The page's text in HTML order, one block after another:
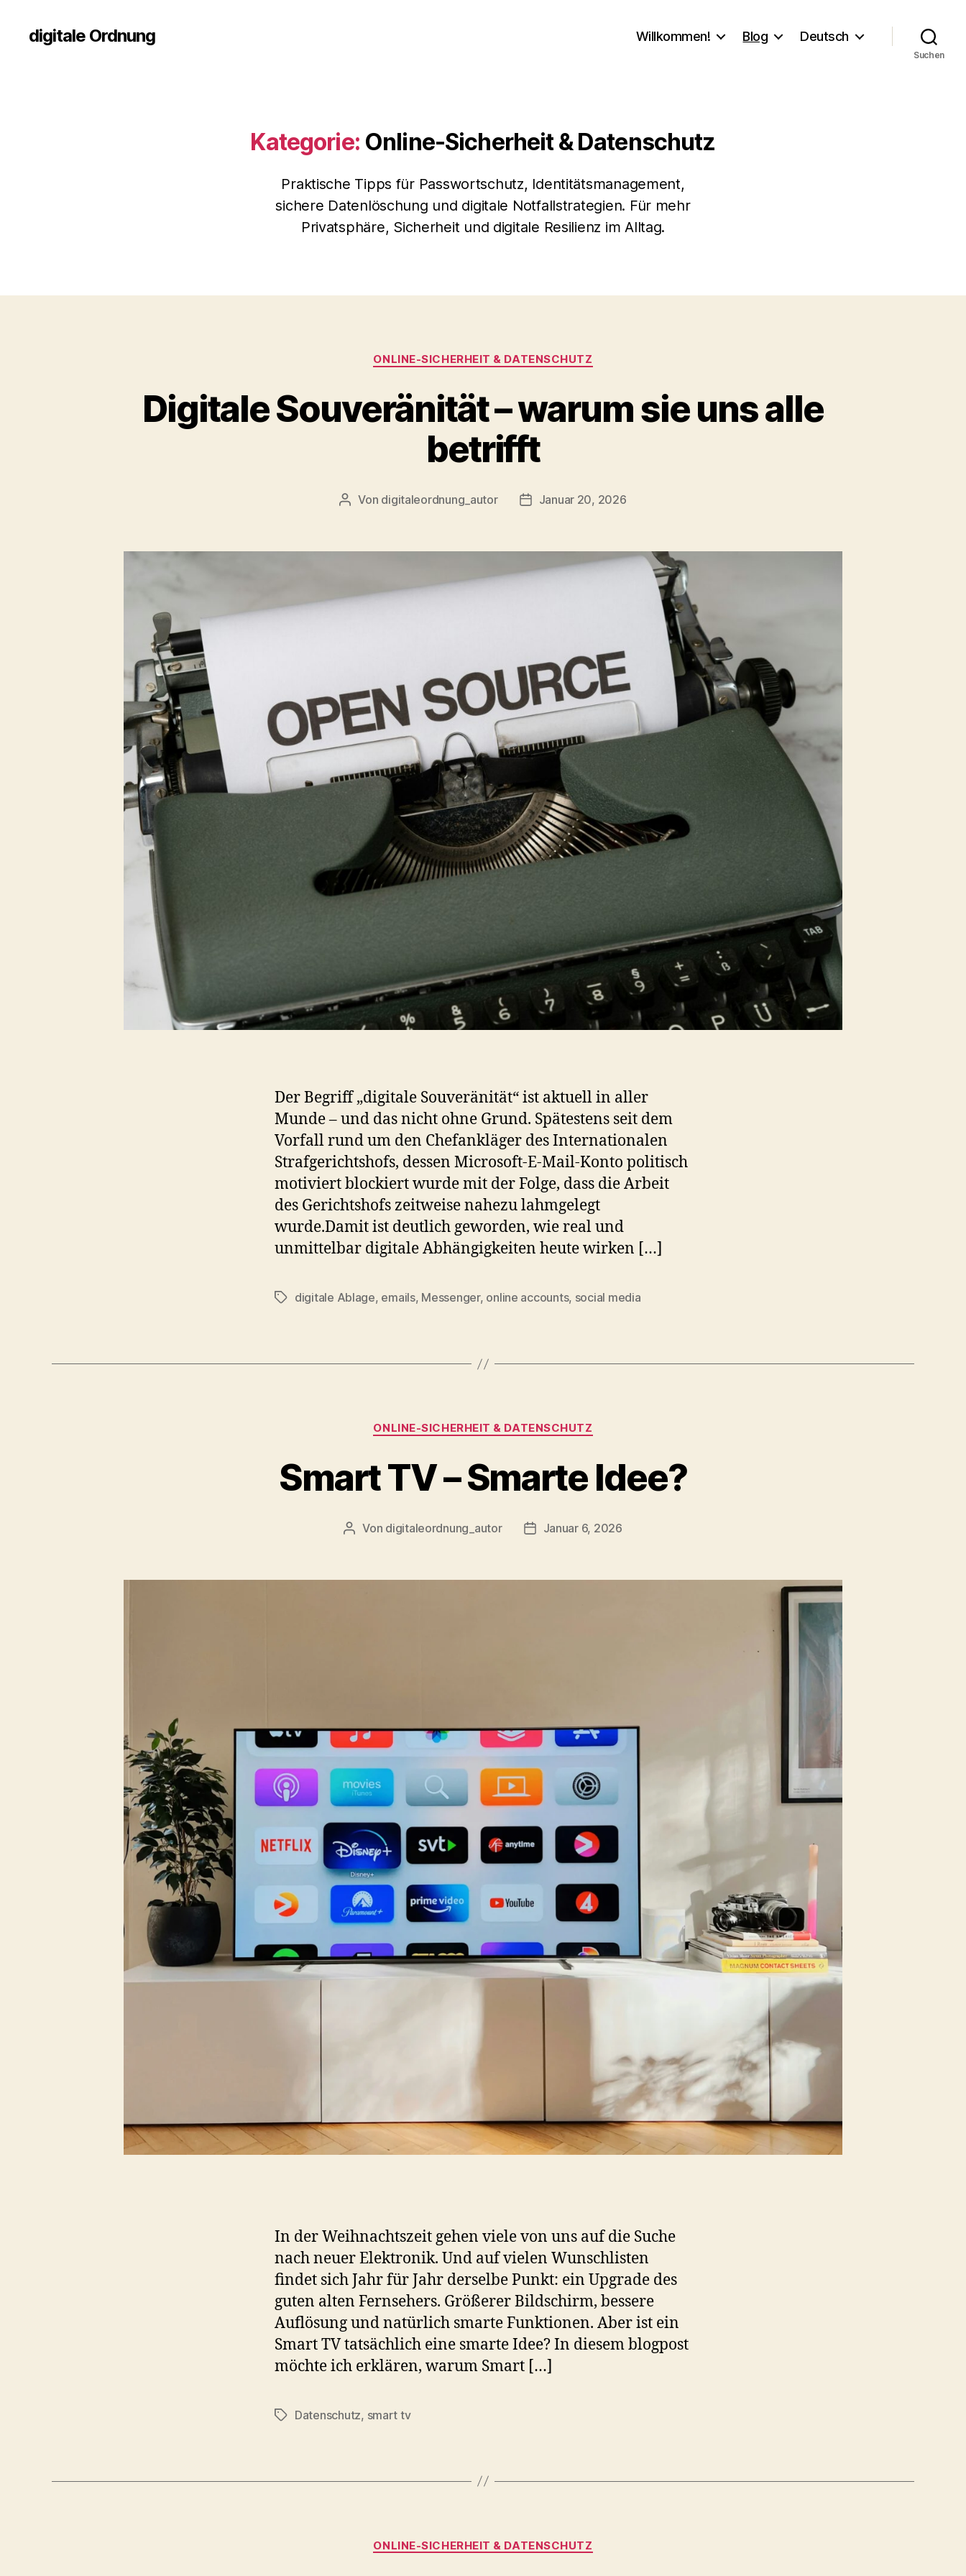
digitale Ordnung Willkommen! Blog Deutsch
Suchen
Kategorie: Online‑Sicherheit & Datenschutz
Praktische Tipps für Passwortschutz, Identitätsmanagement,
sichere Datenlöschung und digitale Notfallstrategien. Für mehr
Privatsphäre, Sicherheit und digitale Resilienz im Alltag.
Kategorien
ONLINE‑SICHERHEIT & DATENSCHUTZ
Digitale Souveränität – warum sie uns alle
betrifft
Beitragsautor
Von digitaleordnung_autor Veröffentlichungsdatum
Januar 20, 2026
Der Begriff „digitale Souveränität“ ist aktuell in aller
Munde – und das nicht ohne Grund. Spätestens seit dem
Vorfall rund um den Chefankläger des Internationalen
Strafgerichtshofs, dessen Microsoft-E-Mail-Konto politisch
motiviert blockiert wurde mit der Folge, dass die Arbeit
des Gerichtshofs zeitweise nahezu lahmgelegt
wurde.Damit ist deutlich geworden, wie real und
unmittelbar digitale Abhängigkeiten heute wirken […]
Schlagwörter
digitale Ablage, emails, Messenger, online accounts, social media
Kategorien
ONLINE‑SICHERHEIT & DATENSCHUTZ
Smart TV – Smarte Idee?
Beitragsautor
Von digitaleordnung_autor Veröffentlichungsdatum
Januar 6, 2026
In der Weihnachtszeit gehen viele von uns auf die Suche
nach neuer Elektronik. Und auf vielen Wunschlisten
findet sich Jahr für Jahr derselbe Punkt: ein Upgrade des
guten alten Fernsehers. Größerer Bildschirm, bessere
Auflösung und natürlich smarte Funktionen. Aber ist ein
Smart TV tatsächlich eine smarte Idee? In diesem blogpost
möchte ich erklären, warum Smart […]
Schlagwörter
Datenschutz, smart tv
Kategorien
ONLINE‑SICHERHEIT & DATENSCHUTZ